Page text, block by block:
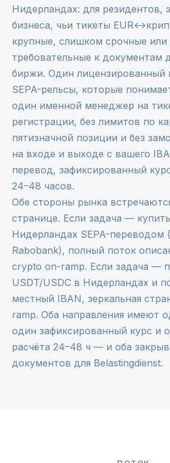
Нидерландах: для резидентов,
бизнеса, чьи тикеты
крупные, слишком срочные
требовательные к документам
биржи. Один лицензированный
SEPA-рельсы, которые
один именной менеджер на
регистрации, без лимитов по
пятизначной позиции и без
на входе и выходе с вашего
перевод, зафиксированный
24–48 часов.
Обе стороны рынка
странице. Если задача —
Нидерландах SEPA-переводом
Rabobank), полный поток
crypto on-ramp. Если задача —
USDT/USDC в Нидерландах и
местный IBAN, зеркальная
ramp. Оба направления имеют
один зафиксированный курс и
расчёта 24–48 ч — и оба
документов для Belastingdienst.